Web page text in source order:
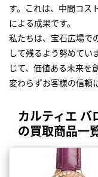
す。これは、中間コス
による成果です。
私たちは、宝石広場で
して残るよう努めてい
じて、価値ある未来を
変わらずお客様の信頼
カルティエ バ
の買取商品一